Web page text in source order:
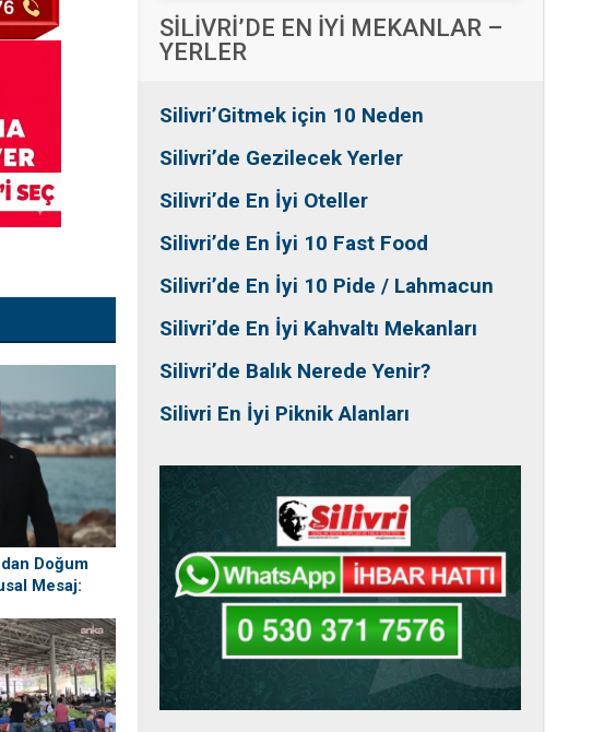
Tansu Bayrakdar-Biz diyoruz
ki
Ersin Özalp-Gerçekler
Silivri’de Uluslararası Halk
Yapılıyor?
SİLİVRİ’DE EN İYİ MEKANLAR –
YERLER
Silivri’Gitmek için 10 Neden
Silivri’de Gezilecek Yerler
Silivri’de En İyi Oteller
Silivri’de En İyi 10 Fast Food
Silivri’de En İyi 10 Pide / Lahmacun
Silivri’de En İyi Kahvaltı Mekanları
Silivri’de Balık Nerede Yenir?
Silivri En İyi Piknik Alanları
Doğum
Mesaj: